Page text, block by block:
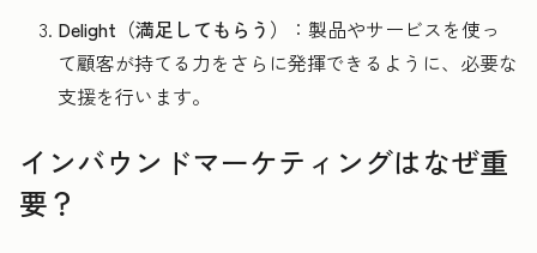
Delight（満足してもらう）
：製品やサービスを使っ
て顧客が持てる力をさらに発揮できるように、必要な
支援を行います。
インバウンドマーケティングはなぜ重
要？